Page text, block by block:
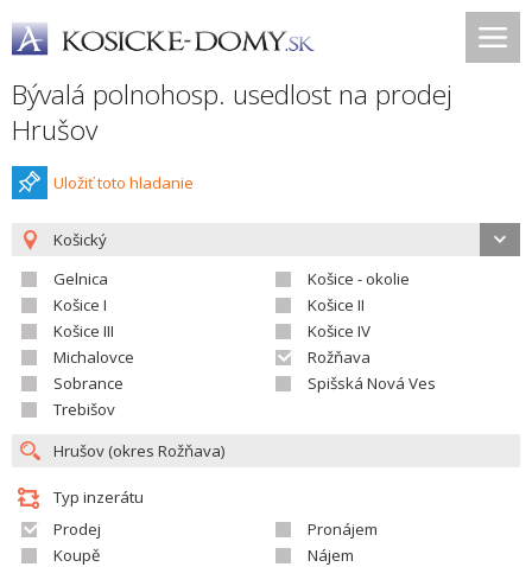
Bývalá polnohosp. usedlost na prodej
Hrušov
Uložiť toto hladanie
Košický
Gelnica
Košice - okolie
Košice I
Košice II
Košice III
Košice IV
Michalovce
Rožňava
Sobrance
Spišská Nová Ves
Trebišov
Typ inzerátu
Prodej
Pronájem
Koupě
Nájem